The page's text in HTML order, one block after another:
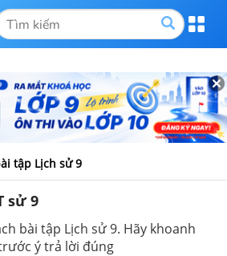
tập Lịch sử 9
sử 9
bài tập Lịch sử 9. Hãy khoanh
ý trả lời đúng